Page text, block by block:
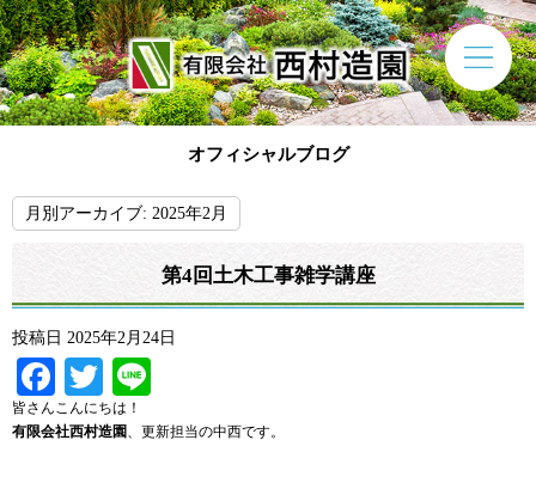
オフィシャルブログ
月別アーカイブ: 2025年2月
第4回土木工事雑学講座
投稿日 2025年2月24日
Facebook
Twitter
皆さんこんにちは！
有限会社西村造園、更新担当の中西です。